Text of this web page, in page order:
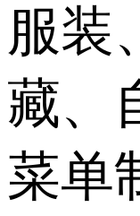
服装
藏、
菜单